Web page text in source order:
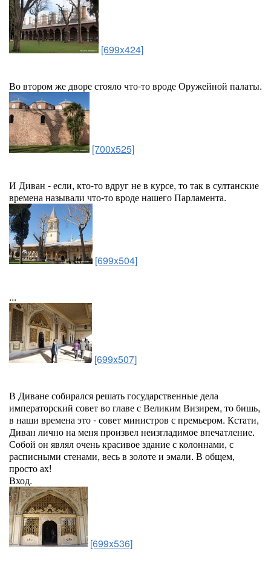
[699x424]
Во втором же дворе стояло что-то вроде Оружейной палаты.
[700x525]
И Диван - если, кто-то вдруг не в курсе, то так в султанские
времена называли что-то вроде нашего Парламента.
[699x504]
...
[699x507]
В Диване собирался решать государственные дела
императорский совет во главе с Великим Визирем, то бишь,
в наши времена это - совет министров с премьером. Кстати,
Диван лично на меня произвел неизгладимое впечатление.
Собой он являл очень красивое здание с колоннами, с
расписными стенами, весь в золоте и эмали. В общем,
просто ах!
Вход.
[699x536]